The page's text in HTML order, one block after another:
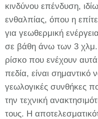
κινδύνου επένδυση,
ενθαλπίας, όπου η
για γεωθερμική
σε βάθη άνω των 3 χλμ.
ρίσκο που ενέχουν
πεδία, είναι σημαντικό
γεωλογικές συνθήκες
την τεχνική
τους. Η